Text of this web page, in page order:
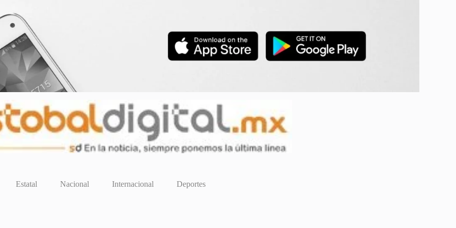
Estatal Nacional Internacional Deportes